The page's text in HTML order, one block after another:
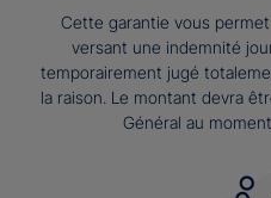
Cette garantie vous
versant une indemnité
temporairement jugé
la raison. Le montant devra
Général au